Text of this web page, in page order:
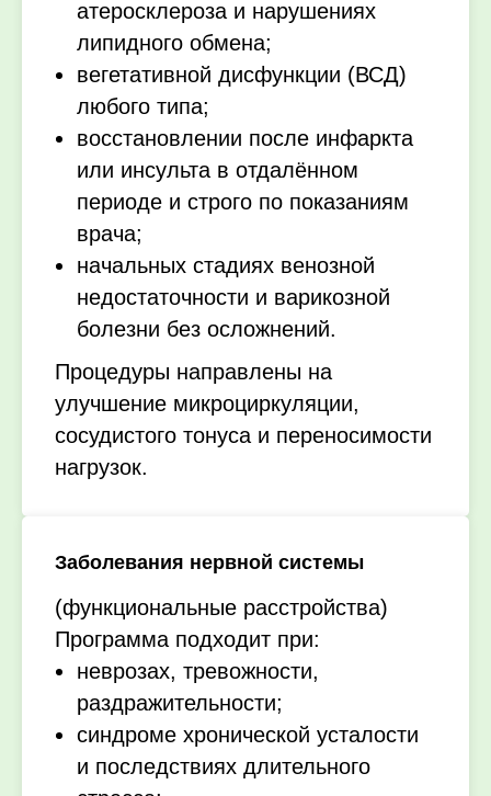
атеросклероза и нарушениях
липидного обмена;
вегетативной дисфункции (ВСД)
любого типа;
восстановлении после инфаркта
или инсульта в отдалённом
периоде и строго по показаниям
врача;
начальных стадиях венозной
недостаточности и варикозной
болезни без осложнений.
Процедуры направлены на
улучшение микроциркуляции,
сосудистого тонуса и переносимости
нагрузок.
Заболевания нервной системы
(функциональные расстройства)
Программа подходит при:
неврозах, тревожности,
раздражительности;
синдроме хронической усталости
и последствиях длительного